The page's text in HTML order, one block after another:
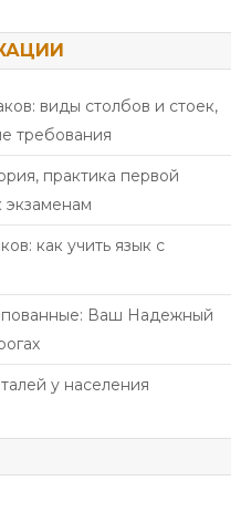
виды столбов и стоек,
требования
практика первой
экзаменам
как учить язык с
Ваш Надежный
у населения